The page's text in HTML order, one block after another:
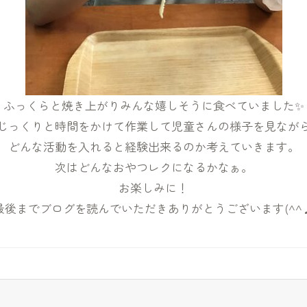
ふっくらと焼き上がりみんな嬉しそうに食べていました✨
じっくりと時間をかけて作業して児童さんの様子を見なが
どんな活動を入れると経験出来るのか考えていきます。
次はどんなおやつレクになるかなぁ。
お楽しみに！
後までブログを読んでいただきありがとうございます